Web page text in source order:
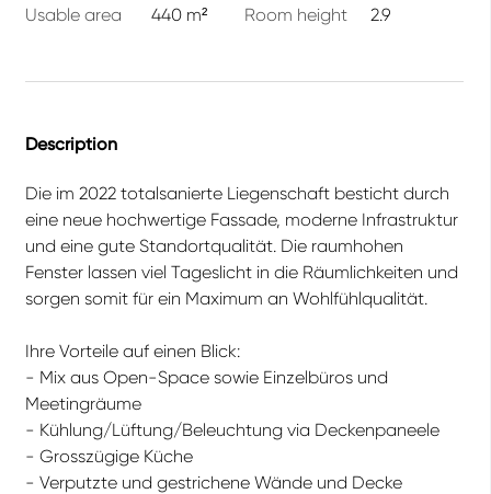
Usable area
440 m² Room height 2.9
Description
Die im 2022 totalsanierte Liegenschaft besticht durch
eine neue hochwertige Fassade, moderne Infrastruktur
und eine gute Standortqualität. Die raumhohen
Fenster lassen viel Tageslicht in die Räumlichkeiten und
sorgen somit für ein Maximum an Wohlfühlqualität.
Ihre Vorteile auf einen Blick:
- Mix aus Open-Space sowie Einzelbüros und
Meetingräume
- Kühlung/Lüftung/Beleuchtung via Deckenpaneele
- Grosszügige Küche
- Verputzte und gestrichene Wände und Decke